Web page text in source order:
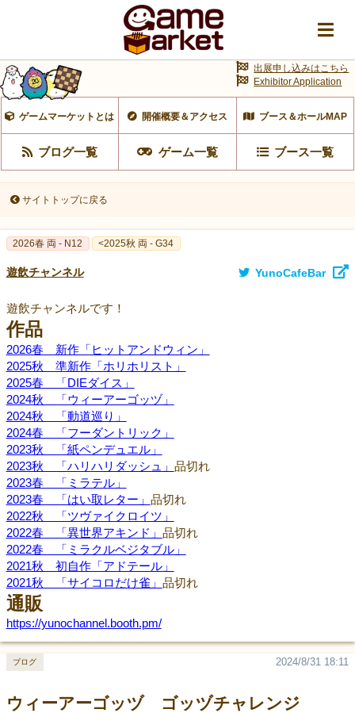
ゲームマーケットとは 開催概要＆アクセス ブース＆ホールMAP
ブログ一覧 ゲーム一覧 ブース一覧
出展申し込みはこちら
Exhibitor Application
サイトトップに戻る
2026春 両 - N12 <2025秋 両 - G34
遊飲チャンネル YunoCafeBar
遊飲チャンネルです！
作品
2026春 新作「ヒットアンドウィン」
2025秋 準新作「ホリホリスト」
2025春 「DIEダイス」
2024秋 「ウィーアーゴッヅ」
2024秋 「動道巡り」
2024春 「フーダントリック」
2023秋 「紙ペンデュエル」
2023秋 「ハリハリダッシュ」 品切れ
2023春 「ミラテル」
2023春 「はい取レター」 品切れ
2022秋 「ツヴァイクロイツ」
2022春 「異世界アキンド」 品切れ
2022春 「ミラクルベジタブル」
2021秋 初自作「アドテール」
2021秋 「サイコロだけ雀」 品切れ
通販
https://yunochannel.booth.pm/
ウィーアーゴッヅ ゴッヅチャレンジ
2024/8/31 18:11
ブログ